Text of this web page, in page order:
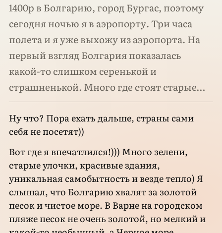
1400р в Болгарию, город Бургас, поэтому
сегодня ночью я в аэропорту. Три часа
полета и я уже выхожу из аэропорта. На
первый взгляд Болгария показалась
какой-то слишком серенькой и
страшненькой. Много где стоят старые…
Ну что? Пора ехать дальше, страны сами
себя не посетят))
Вот где я впечатлился!))) Много зелени,
старые улочки, красивые здания,
уникальная самобытность и везде тепло) Я
слышал, что Болгарию хвалят за золотой
песок и чистое море. В Варне на городском
пляже песок не очень золотой, но мелкий и